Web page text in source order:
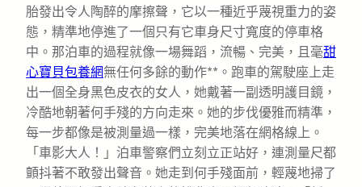
胎發出令人陶醉的摩擦聲，它以一種近乎蔑視重力的姿
態，精準地停進了一個只有它車身尺寸寬度的停車格
中。那泊車的過程就像一場舞蹈，流暢、完美，且毫甜
心寶貝包養網無任何多餘的動作**。跑車的駕駛座上走
出一個全身黑色皮衣的女人，她戴著一副透明護目鏡，
冷酷地朝著何手殘的方向走來。她的步伐優雅而精準，
每一步都像是被測量過一樣，完美地落在網格線上。
「車影大人！」泊車警察們立刻立正站好，連測量尺都
顫抖著不敢發出聲音。她走到何手殘面前，輕蔑地掃了